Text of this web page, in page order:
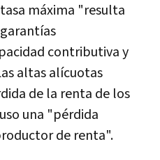
máxima "resulta
contributiva y
altas alícuotas
de la renta de los
una "pérdida
de renta".